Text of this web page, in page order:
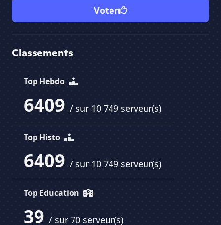
Voter
Classements
Top Hebdo
6409 / sur 10 749 serveur(s)
Top Histo
6409 / sur 10 749 serveur(s)
Top Education
39 / sur 70 serveur(s)